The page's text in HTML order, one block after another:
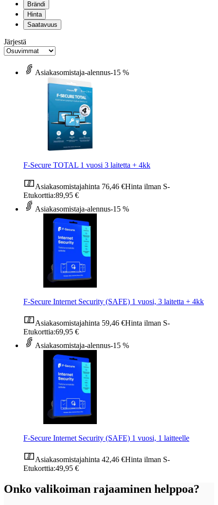
Brändi
Hinta
Saatavuus
Järjestä
Asiakasomistaja-alennus-15 %
F-Secure TOTAL 1 vuosi 3 laitetta + 4kk
Asiakasomistajahinta 76,46 €Hinta ilman S-
Etukorttia:89,95 €
Asiakasomistaja-alennus-15 %
F-Secure Internet Security (SAFE) 1 vuosi, 3 laitetta + 4kk
Asiakasomistajahinta 59,46 €Hinta ilman S-
Etukorttia:69,95 €
Asiakasomistaja-alennus-15 %
F-Secure Internet Security (SAFE) 1 vuosi, 1 laitteelle
Asiakasomistajahinta 42,46 €Hinta ilman S-
Etukorttia:49,95 €
Onko valikoiman rajaaminen helppoa?